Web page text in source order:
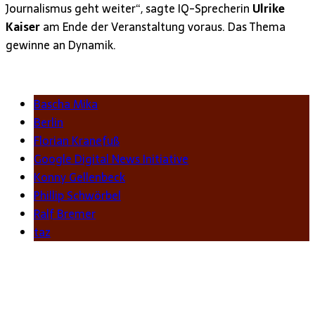
Journalismus geht weiter“, sagte IQ-Sprecherin Ulrike
Kaiseram Ende der Veranstaltung voraus. Das Thema
gewinne an Dynamik.
Bascha Mika
Berlin
Florian Kranefuß
Google Digital News Initiative
Konny Gellenbeck
Phillip Schwörbel
Ralf Bremer
taz